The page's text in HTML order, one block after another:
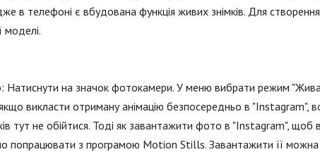
в телефоні є вбудована функція живих знімків. Для
моделі.
Натиснути на значок фотокамери. У меню вибрати режим "Жива
викласти отриману анімацію безпосередньо в "Instagram",
тут не обійтися. Тоді як завантажити фото в "Instagram", щоб
попрацювати з програмою Motion Stills. Завантажити її можна